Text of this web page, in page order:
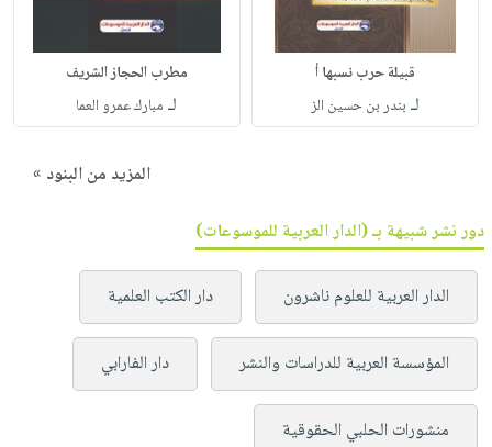
قبيلة حرب نسبها أ
لـ بندر بن حسين الز
مطرب الحجاز الشريف
لـ مبارك عمرو العما
المزيد من البنود »
دور نشر شبيهة بـ (الدار العربية للموسوعات)
الدار العربية للعلوم ناشرون دار الكتب العلمية
المؤسسة العربية للدراسات والنشر دار الفارابي
منشورات الحلبي الحقوقية